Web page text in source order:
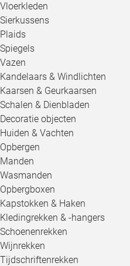
Vloerkleden
Sierkussens
Plaids
Spiegels
Vazen
Kandelaars & Windlichten
Kaarsen & Geurkaarsen
Schalen & Dienbladen
Decoratie objecten
Huiden & Vachten
Opbergen
Manden
Wasmanden
Opbergboxen
Kapstokken & Haken
Kledingrekken & -hangers
Schoenenrekken
Wijnrekken
Tijdschriftenrekken